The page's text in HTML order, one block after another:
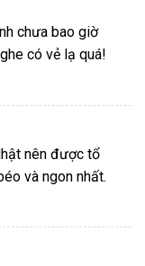
chưa bao giờ
có vẻ lạ quá!
nên được tổ
và ngon nhất.